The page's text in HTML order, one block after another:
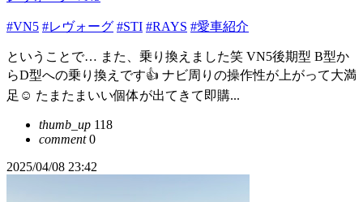
#VN5 #レヴォーグ #STI #RAYS #愛車紹介
ということで… また、乗り換えました笑 VN5後期型 B型か
らD型への乗り換えです👍 ナビ周りの操作性が上がって大満
足☺️ たまたまいい個体が出てきて即購...
thumb_up 118
comment0
2025/04/08 23:42